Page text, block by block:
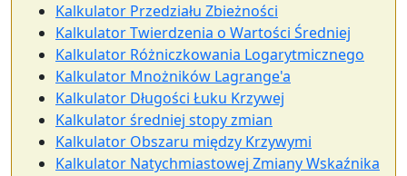
Kalkulator Przedziału Zbieżności
Kalkulator Twierdzenia o Wartości Średniej
Kalkulator Różniczkowania Logarytmicznego
Kalkulator Mnożników Lagrange'a
Kalkulator Długości Łuku Krzywej
Kalkulator średniej stopy zmian
Kalkulator Obszaru między Krzywymi
Kalkulator Natychmiastowej Zmiany Wskaźnika